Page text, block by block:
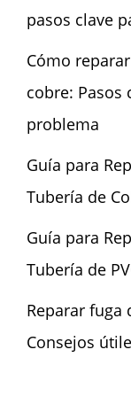
pasos clave
Cómo
cobre: Pasos
problema
Guía para
Tubería de
Guía para
Tubería de
Reparar fuga
Consejos